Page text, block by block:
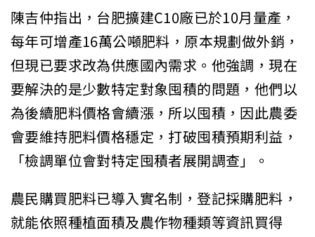
陳吉仲指出，台肥擴建C10廠已於10月量產，
每年可增產16萬公噸肥料，原本規劃做外銷，
但現已要求改為供應國內需求。他強調，現在
要解決的是少數特定對象囤積的問題，他們以
為後續肥料價格會續漲，所以囤積，因此農委
會要維持肥料價格穩定，打破囤積預期利益，
「檢調單位會對特定囤積者展開調查」。
農民購買肥料已導入實名制，登記採購肥料，
就能依照種植面積及農作物種類等資訊買得